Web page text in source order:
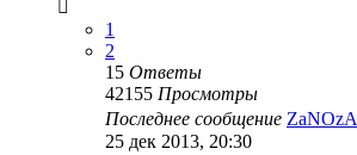
1
2
15 Ответы
42155 Просмотры
Последнее сообщение ZaNOzA
25 дек 2013, 20:30